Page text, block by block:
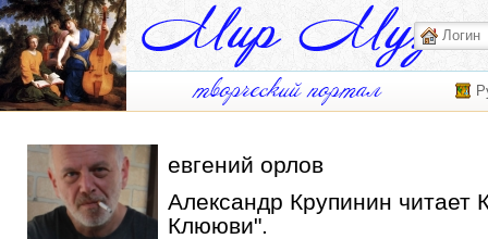
евгений орлов
Александр Крупинин читает
Клююви".